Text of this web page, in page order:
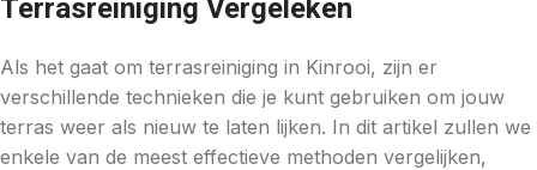
Terrasreiniging Vergeleken
Als het gaat om terrasreiniging in Kinrooi, zijn er
verschillende technieken die je kunt gebruiken om jouw
terras weer als nieuw te laten lijken. In dit artikel zullen we
enkele van de meest effectieve methoden vergelijken,